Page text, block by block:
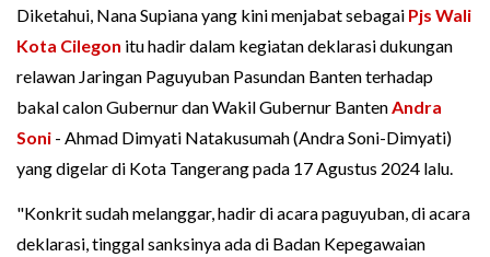
Diketahui, Nana Supiana yang kini menjabat sebagai Pjs Wali
Kota Cilegon itu hadir dalam kegiatan deklarasi dukungan
relawan Jaringan Paguyuban Pasundan Banten terhadap
bakal calon Gubernur dan Wakil Gubernur BantenAndra
Soni - Ahmad Dimyati Natakusumah (Andra Soni-Dimyati)
yang digelar di Kota Tangerang pada 17 Agustus 2024 lalu.
"Konkrit sudah melanggar, hadir di acara paguyuban, di acara
deklarasi, tinggal sanksinya ada di Badan Kepegawaian